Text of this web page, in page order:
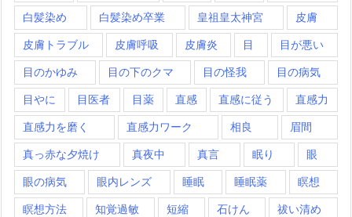
白髪染め 白髪染め卒業 皇祖皇太神宮 皮膚
皮膚トラブル 皮膚呼吸 皮膚炎 目 目が悪い
目のかゆみ 目の下のクマ 目の怪我 目の病気
目やに 目医者 目薬 直感 直感に従う 直感力
直感力を磨く 直感力ワーク 相良 眉間
真っ赤な夕焼け 真夜中 真言 眠り 眼
眼の病気 眼内レンズ 睡眠 睡眠薬 瞑想
瞑想方法 知覚過敏 短縮 石けん 祓い清め